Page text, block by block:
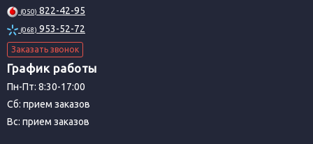
(050) 822-42-95
(068) 953-52-72
Заказать звонок
График работы
Пн-Пт: 8:30-17:00
Сб: прием заказов
Вс: прием заказов